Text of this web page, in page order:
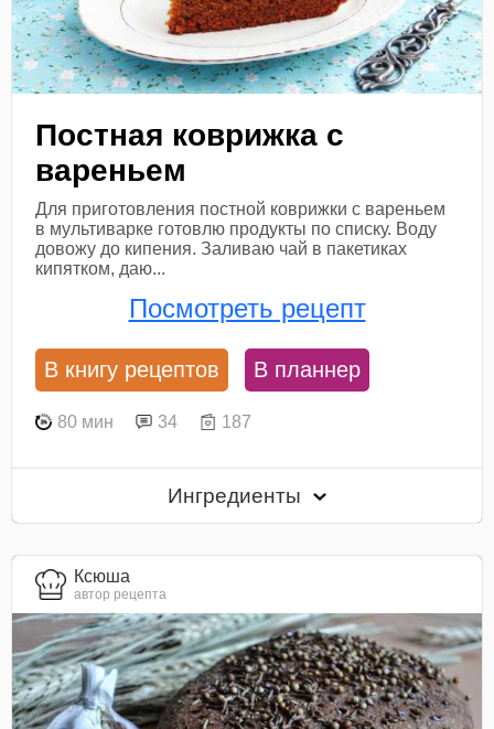
Постная коврижка с
вареньем
Для приготовления постной коврижки с вареньем
в мультиварке готовлю продукты по списку. Воду
довожу до кипения. Заливаю чай в пакетиках
кипятком, даю...
Посмотреть рецепт
В книгу рецептов В планнер
80 мин 34 187
Ингредиенты
Ксюша
автор рецепта